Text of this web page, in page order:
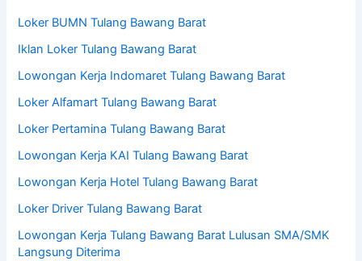
Loker BUMN Tulang Bawang Barat
Iklan Loker Tulang Bawang Barat
Lowongan Kerja Indomaret Tulang Bawang Barat
Loker Alfamart Tulang Bawang Barat
Loker Pertamina Tulang Bawang Barat
Lowongan Kerja KAI Tulang Bawang Barat
Lowongan Kerja Hotel Tulang Bawang Barat
Loker Driver Tulang Bawang Barat
Lowongan Kerja Tulang Bawang Barat Lulusan SMA/SMK
Langsung Diterima